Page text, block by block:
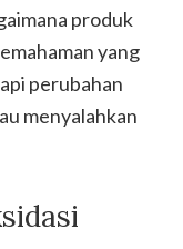
produk
yang
perubahan
menyalahkan